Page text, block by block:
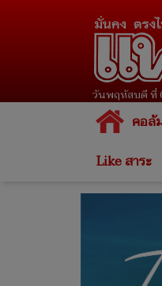
วันพฤหัสบดี ที่
คอลั
Like สาระ